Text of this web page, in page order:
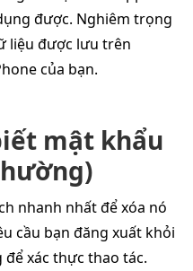
được. Nghiêm trọng
liệu được lưu trên
của bạn.
mật khẩu
nhanh nhất để xóa nó
cầu bạn đăng xuất khỏi
xác thực thao tác.